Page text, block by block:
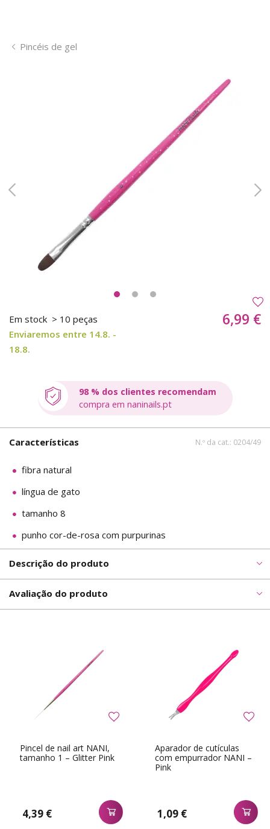
Pincéis de gel
Em stock > 10 peças
Enviaremos entre 14.8. -
18.8.
6,99 €
98 % dos clientes recomendam
compra em naninails.pt
Características N.º da cat.: 0204/49
fibra natural
língua de gato
tamanho 8
punho cor-de-rosa com purpurinas
Descrição do produto
Avaliação do produto
Pincel de nail art NANI,
tamanho 1 – Glitter Pink
4,39 €
Aparador de cutículas
com empurrador NANI –
Pink
1,09 €